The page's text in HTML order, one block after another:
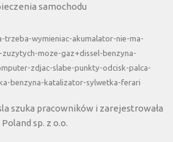
samochodu
trzeba-wymieniac-akumalator-nie-ma-
moze-gaz+dissel-benzyna-
zdjac-slabe-punkty-odcisk-palca-
benzyna-katalizator-sylwetka-ferari
szuka pracowników i zarejestrowała
sp. z o.o.